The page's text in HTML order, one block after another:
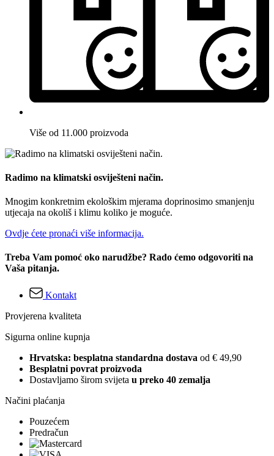
Više od 11.000 proizvoda
Radimo na klimatski osviješteni način.
Mnogim konkretnim ekološkim mjerama doprinosimo smanjenju
utjecaja na okoliš i klimu koliko je moguće.
Ovdje ćete pronaći više informacija.
Treba Vam pomoć oko narudžbe? Rado ćemo odgovoriti na
Vaša pitanja.
Kontakt
Provjerena kvaliteta
Sigurna online kupnja
Hrvatska: besplatna standardna dostava od € 49,90
Besplatni povrat proizvoda
Dostavljamo širom svijeta u preko 40 zemalja
Načini plaćanja
Pouzećem
Predračun